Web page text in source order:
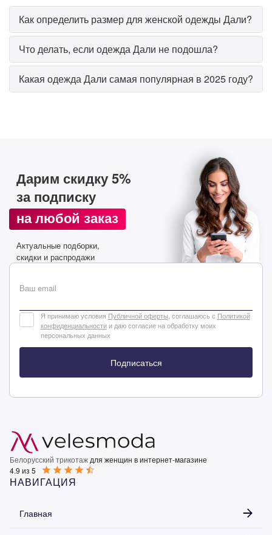
Как определить размер для женской одежды Дали?
Что делать, если одежда Дали не подошла?
Какая одежда Дали самая популярная в 2025 году?
Дарим скидку 5%
за подписку
на любой заказ
Актуальные подборки,
скидки и распродажи
Ваш email
Я принимаю условия Публичной оферты , соглашаюсь с Политикой
конфиденциальностии даю согласие на обработку моих
персональных данных
Подписаться
Белорусский трикотаж для женщин в интернет-магазине
4.9 из 5
НАВИГАЦИЯ
Главная